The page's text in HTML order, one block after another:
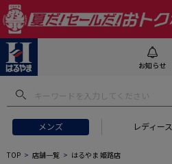
お知らせ
メンズ レディース
TOP 店舗一覧 はるやま 姫路店